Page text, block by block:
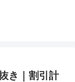
き｜割引計